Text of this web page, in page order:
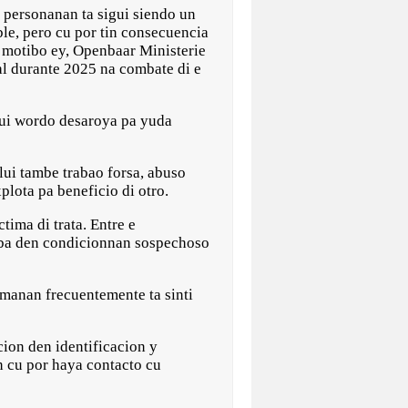
ta sigui siendo un
pero cu por tin consecuencia
ey, Openbaar Ministerie
durante 2025 na combate di e
wordo desaroya pa yuda
tambe trabao forsa, abuso
pa beneficio di otro.
di trata. Entre e
den condicionnan sospechoso
frecuentemente ta sinti
den identificacion y
por haya contacto cu